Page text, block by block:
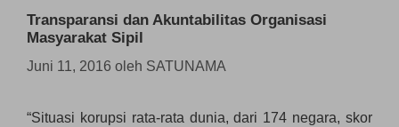
Transparansi dan Akuntabilitas Organisasi
Masyarakat Sipil
Juni 11, 2016 oleh SATUNAMA
“Situasi korupsi rata-rata dunia, dari 174 negara, skor